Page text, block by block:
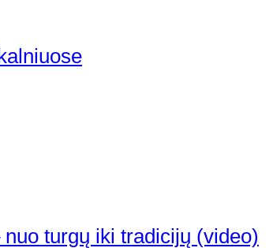
turgų iki tradicijų (video)